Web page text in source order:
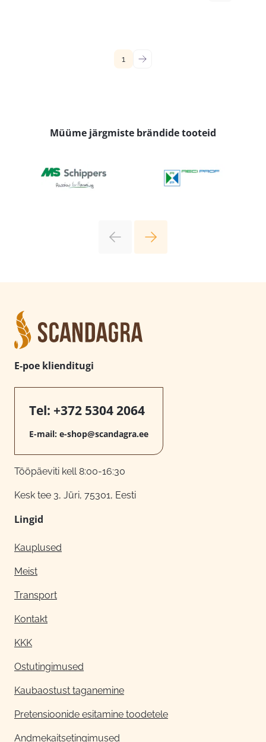
1 →
Müüme järgmiste brändide tooteid
E-poe klienditugi
Tel: +372 5304 2064
E-mail: e-shop@scandagra.ee
Tööpäeviti kell 8:00-16:30
Kesk tee 3, Jüri, 75301, Eesti
Lingid
Kauplused
Meist
Transport
Kontakt
KKK
Ostutingimused
Kaubaostust taganemine
Pretensioonide esitamine toodetele
Andmekaitsetingimused